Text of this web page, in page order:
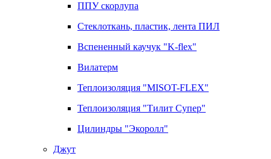
ППУ скорлупа
Стеклоткань, пластик, лента ПИЛ
Вспененный каучук "K-flex"
Вилатерм
Теплоизоляция "MISOT-FLEX"
Теплоизоляция "Тилит Супер"
Цилиндры "Экоролл"
Джут